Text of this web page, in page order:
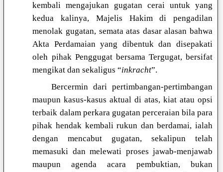
kembali mengajukan gugatan cerai untuk yang
kedua kalinya, Majelis Hakim di pengadilan
menolak gugatan, semata atas dasar alasan bahwa
Akta Perdamaian yang dibentuk dan disepakati
oleh pihak Penggugat bersama Tergugat, bersifat
mengikat dan sekaligus “inkracht”.
Bercermin dari pertimbangan-pertimbangan
maupun kasus-kasus aktual di atas, kiat atau opsi
terbaik dalam perkara gugatan perceraian bila para
pihak hendak kembali rukun dan berdamai, ialah
dengan mencabut gugatan, sekalipun telah
memasuki dan melewati proses jawab-menjawab
maupun agenda acara pembuktian, bukan